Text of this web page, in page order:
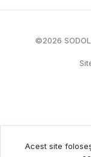
©2026
Acest site